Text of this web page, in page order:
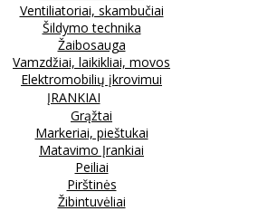
Ventiliatoriai, skambučiai
Šildymo technika
Žaibosauga
Vamzdžiai, laikikliai, movos
Elektromobilių įkrovimui
ĮRANKIAI
Grąžtai
Markeriai, pieštukai
Matavimo Įrankiai
Peiliai
Pirštinės
Žibintuvėliai